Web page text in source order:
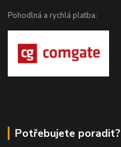
Pohodlná a rychlá platba:
Potřebujete poradit?